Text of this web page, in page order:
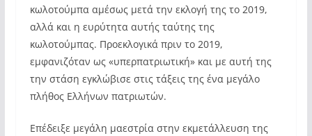
κωλοτούμπα αμέσως μετά την εκλογή της το 2019,
αλλά και η ευρύτητα αυτής ταύτης της
κωλοτούμπας. Προεκλογικά πριν το 2019,
εμφανιζόταν ως «υπερπατριωτική» και με αυτή της
την στάση εγκλώβισε στις τάξεις της ένα μεγάλο
πλήθος Ελλήνων πατριωτών.
Επέδειξε μεγάλη μαεστρία στην εκμετάλλευση της